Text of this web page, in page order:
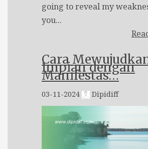
going to reveal my
you...
Cara
Impian dengan
Manifestas…
03-11-2024 Dipidiff